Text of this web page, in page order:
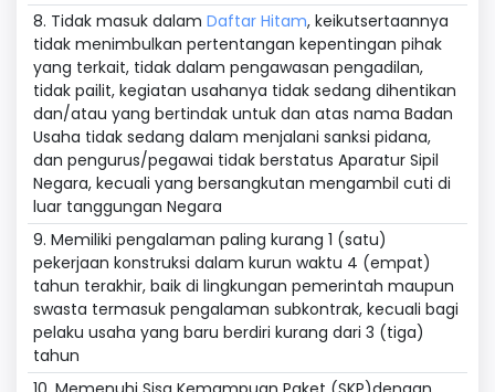
8. Tidak masuk dalam Daftar Hitam, keikutsertaannya
tidak menimbulkan pertentangan kepentingan pihak
yang terkait, tidak dalam pengawasan pengadilan,
tidak pailit, kegiatan usahanya tidak sedang dihentikan
dan/atau yang bertindak untuk dan atas nama Badan
Usaha tidak sedang dalam menjalani sanksi pidana,
dan pengurus/pegawai tidak berstatus Aparatur Sipil
Negara, kecuali yang bersangkutan mengambil cuti di
luar tanggungan Negara
9. Memiliki pengalaman paling kurang 1 (satu)
pekerjaan konstruksi dalam kurun waktu 4 (empat)
tahun terakhir, baik di lingkungan pemerintah maupun
swasta termasuk pengalaman subkontrak, kecuali bagi
pelaku usaha yang baru berdiri kurang dari 3 (tiga)
tahun